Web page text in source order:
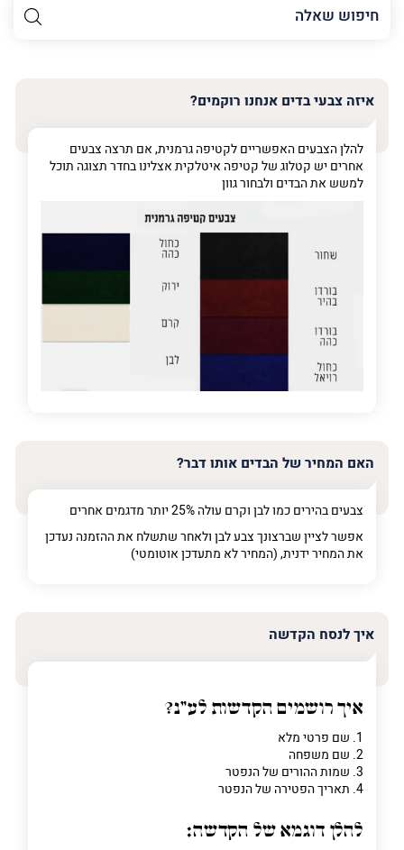
השם
שלך
טלפון (חובה)
פרט על מה מדובר
איזה צבעי בדים אנחנו רוקמים?
להלן הצבעים האפשריים לקטיפה גרמנית, אם תרצה צבעים
אחרים יש קטלוג של קטיפה איטלקית אצלינו בחדר תצוגה תוכל
למשש את הבדים ולבחור גוון
האם המחיר של הבדים אותו דבר?
צבעים בהירים כמו לבן וקרם עולה 25% יותר מדגמים אחרים
אפשר לציין שברצונך צבע לבן ולאחר שתשלח את ההזמנה נעדכן
את המחיר ידנית, (המחיר לא מתעדכן אוטומטי)
איך לנסח הקדשה
איך רושמים הקדשות לע"נ?
1. שם פרטי מלא
2. שם משפחה
3. שמות ההורים של הנפטר
4. תאריך הפטירה של הנפטר
להלן דוגמא של הקדשה: